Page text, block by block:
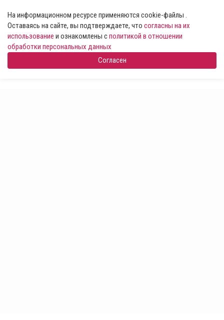
На информационном ресурсе применяются cookie-файлы .
Оставаясь на сайте, вы подтверждаете, что согласны на их
использование и ознакомлены сполитикой в отношении
обработки персональных данных
Согласен